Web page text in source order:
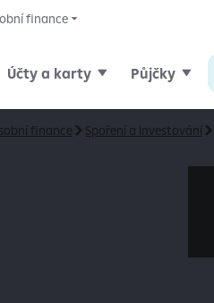
Účty a karty Půjčky
finance
finance Spoření a investování